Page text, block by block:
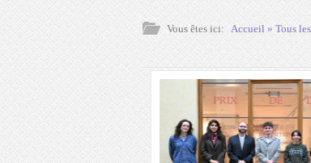
Vous êtes ici: Accueil» Tous